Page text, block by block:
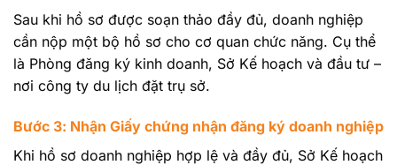
Sau khi hồ sơ được soạn thảo đầy đủ, doanh nghiệp
cần nộp một bộ hồ sơ cho cơ quan chức năng. Cụ thể
là Phòng đăng ký kinh doanh, Sở Kế hoạch và đầu tư –
nơi công ty du lịch đặt trụ sở.
Bước 3: Nhận Giấy chứng nhận đăng ký doanh nghiệp
Khi hồ sơ doanh nghiệp hợp lệ và đầy đủ, Sở Kế hoạch